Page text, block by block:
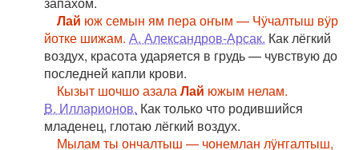
Лай юж семын ям пера оҥым — Чӱчалтыш вӱр
йотке шижам. А. Александров-Арсак. Как лёгкий
воздух, красота ударяется в грудь — чувствую до
последней капли крови.
Кызыт шочшо азалаЛай южым нелам.
В. Илларионов. Как только что родившийся
младенец, глотаю лёгкий воздух.
Мылам ты ончалтыш — чонемлан лӱҥгалтыш,